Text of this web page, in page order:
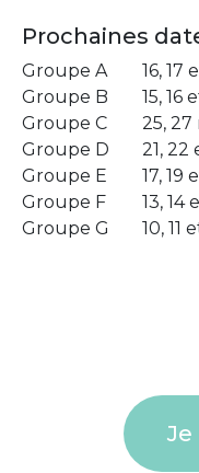
Prochaines
Groupe A
16, 17
Groupe B
15, 16
Groupe C
25,
Groupe D
21, 22
Groupe E
17, 19
Groupe F
13, 14
Groupe G
10, 11